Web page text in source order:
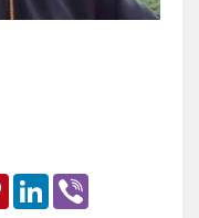
Pinterest
LinkedIn